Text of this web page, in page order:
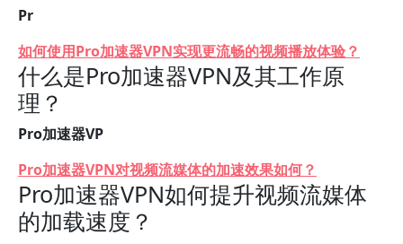
Pr
如何使用Pro加速器VPN实现更流畅的视频播放体验？
什么是Pro加速器VPN及其工作原
理？
Pro加速器VP
Pro加速器VPN对视频流媒体的加速效果如何？
Pro加速器VPN如何提升视频流媒体
的加载速度？